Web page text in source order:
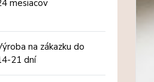
mesiacov
na zákazku do
21 dní